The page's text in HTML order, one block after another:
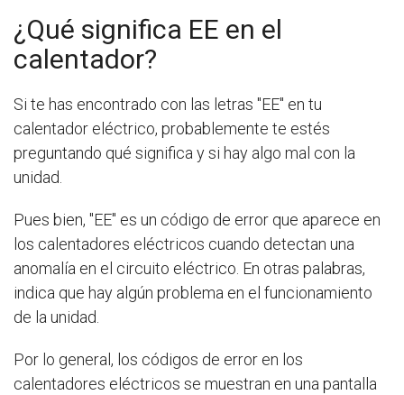
¿Qué significa EE en el
calentador?
Si te has encontrado con las letras "EE" en tu
calentador eléctrico, probablemente te estés
preguntando qué significa y si hay algo mal con la
unidad.
Pues bien, "EE" es un código de error que aparece en
los calentadores eléctricos cuando detectan una
anomalía en el circuito eléctrico. En otras palabras,
indica que hay algún problema en el funcionamiento
de la unidad.
Por lo general, los códigos de error en los
calentadores eléctricos se muestran en una pantalla